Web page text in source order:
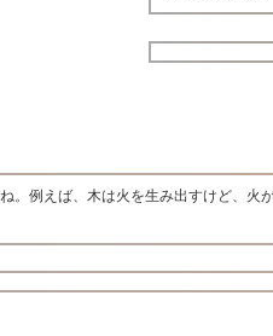
。例えば、木は火を生み出すけど、